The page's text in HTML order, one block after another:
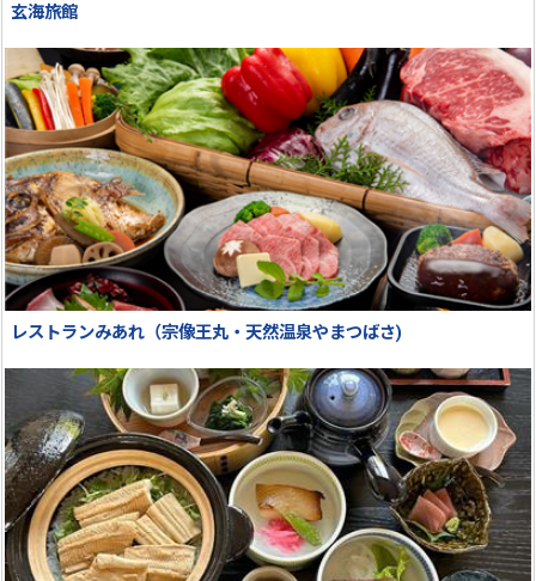
玄海旅館
レストランみあれ（宗像王丸・天然温泉やまつばさ)